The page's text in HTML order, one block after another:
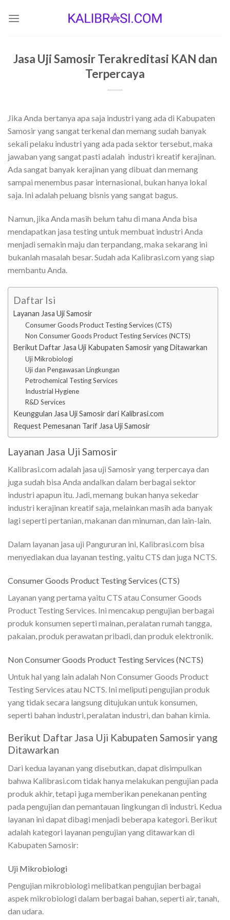
Jasa Uji Samosir Terakreditasi KAN dan
Terpercaya
Jika Anda bertanya apa saja industri yang ada di Kabupaten
Samosir yang sangat terkenal dan memang sudah banyak
sekali pelaku industri yang ada pada sektor tersebut, maka
jawaban yang sangat pasti adalah industri kreatif kerajinan.
Ada sangat banyak kerajinan yang dibuat dan memang
sampai menembus pasar internasional, bukan hanya lokal
saja. Ini adalah peluang bisnis yang sangat bagus.
Namun, jika Anda masih belum tahu di mana Anda bisa
mendapatkan jasa testing untuk membuat industri Anda
menjadi semakin maju dan terpandang, maka sekarang ini
bukanlah masalah besar. Sudah ada Kalibrasi.com yang siap
membantu Anda.
Daftar Isi
Layanan Jasa Uji Samosir
Consumer Goods Product Testing Services (CTS)
Non Consumer Goods Product Testing Services (NCTS)
Berikut Daftar Jasa Uji Kabupaten Samosir yang Ditawarkan
Uji Mikrobiologi
Uji dan Pengawasan Lingkungan
Petrochemical Testing Services
Industrial Hygiene
R&D Services
Keunggulan Jasa Uji Samosir dari Kalibrasi.com
Request Pemesanan Tarif Jasa Uji Samosir
Layanan Jasa Uji Samosir
Kalibrasi.com adalah jasa uji Samosir yang terpercaya dan
juga sudah bisa Anda andalkan dalam berbagai sektor
industri apapun itu. Jadi, memang bukan hanya sekedar
industri kerajinan kreatif saja, melainkan masih ada banyak
lagi seperti pertanian, makanan dan minuman, dan lain-lain.
Dalam layanan jasa uji Pangururan ini, Kalibrasi.com bisa
menyediakan dua layanan testing, yaitu CTS dan juga NCTS.
Consumer Goods Product Testing Services (CTS)
Layanan yang pertama yaitu CTS atau Consumer Goods
Product Testing Services. Ini mencakup pengujian berbagai
produk konsumen seperti mainan, peralatan rumah tangga,
pakaian, produk perawatan pribadi, dan produk elektronik.
Non Consumer Goods Product Testing Services (NCTS)
Untuk hal yang lain adalah Non Consumer Goods Product
Testing Services atau NCTS. Ini meliputi pengujian produk
yang tidak secara langsung ditujukan untuk konsumen,
seperti bahan industri, peralatan industri, dan bahan kimia.
Berikut Daftar Jasa Uji Kabupaten Samosir yang
Ditawarkan
Dari kedua layanan yang disebutkan, dapat disimpulkan
bahwa Kalibrasi.com tidak hanya melakukan pengujian pada
produk akhir, tetapi juga memberikan penekanan penting
pada pengujian dan pemantauan lingkungan di industri. Kedua
layanan ini dapat dibagi menjadi beberapa kategori. Berikut
adalah kategori layanan pengujian yang ditawarkan di
Kabupaten Samosir:
Uji Mikrobiologi
Pengujian mikrobiologi melibatkan pengujian berbagai
aspek mikrobiologi dalam berbagai bahan, seperti air, tanah,
dan udara.